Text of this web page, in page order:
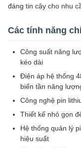
đáng tin cậy cho nhu
Các tính năng
Công suất năng
kéo dài
Điện áp hệ thống
biến tần năng
Công nghệ pin
Thiết kế nhỏ gọn
Hệ thống quản lý
hiệu suất